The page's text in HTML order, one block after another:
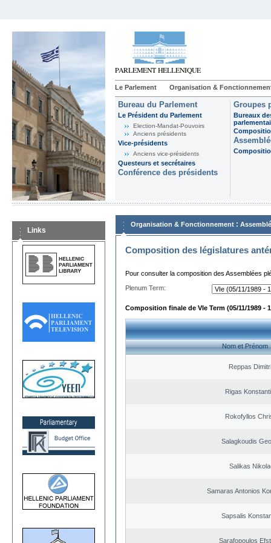
Le Parlement Organisation &
Bureau du Parlement
Le Président du Parlement
Election-Mandat-Pouvoirs
Anciens présidents
Vice-présidents
Anciens vice-présidents
Questeurs et secrétaires
Conférence des présidents
Groupes
Bureaux
Links
Organisation & Fonctionnement :
Composition des législatures
Pour consulter la composition des Assemblées
Plenum Term:
Composition finale de VIe Term (05/11/1989 -
Nom et Prénom
Reppas
Rigas
Rokofyllos
Salagkoudis
Salikas
Samaras Antonios
Sapsalis
Sarafopoulos